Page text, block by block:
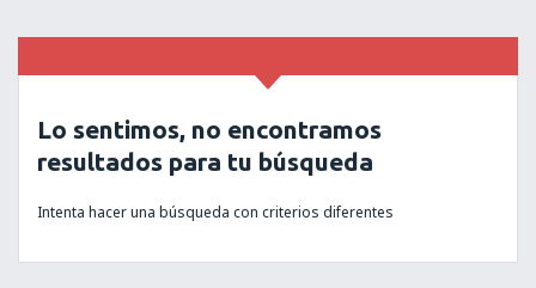
Lo sentimos, no encontramos
resultados para tu búsqueda
Intenta hacer una búsqueda con criterios diferentes